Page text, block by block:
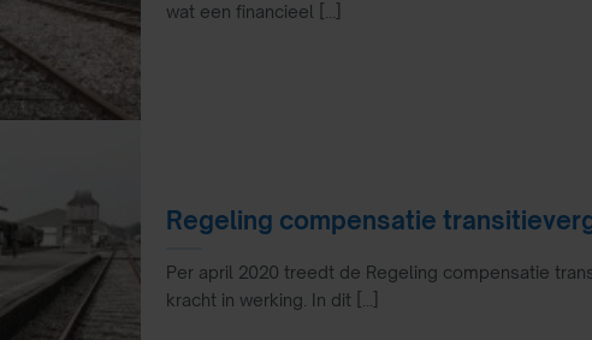
wat een financieel [...]
Regeling compensatie
Per april 2020 treedt de Regeling compensatie
kracht in werking. In dit [...]